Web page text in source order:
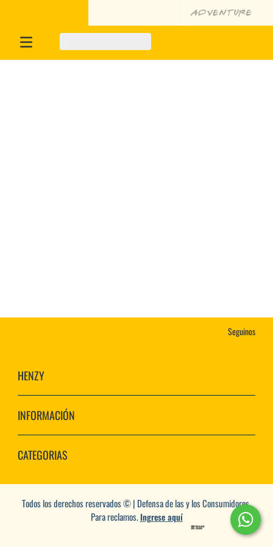
Seguinos
HENZY
INFORMACIÓN
CATEGORIAS
Todos los derechos reservados © | Defensa de las y los Consumidores.
Para reclamos.Ingrese aquí